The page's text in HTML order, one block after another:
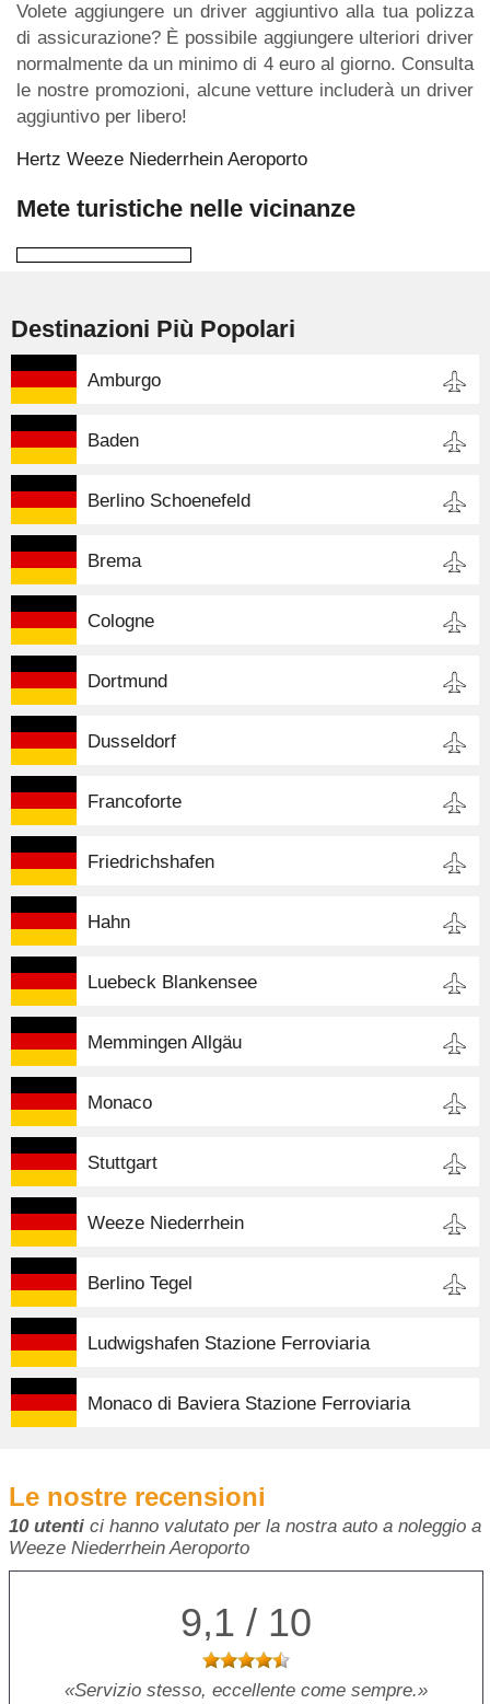
Volete aggiungere un driver aggiuntivo alla tua polizza
di assicurazione? È possibile aggiungere ulteriori driver
normalmente da un minimo di 4 euro al giorno. Consulta
le nostre promozioni, alcune vetture includerà un driver
aggiuntivo per libero!
Hertz Weeze Niederrhein Aeroporto
Mete turistiche nelle vicinanze
Destinazioni Più Popolari
Amburgo
Baden
Berlino Schoenefeld
Brema
Cologne
Dortmund
Dusseldorf
Francoforte
Friedrichshafen
Hahn
Luebeck Blankensee
Memmingen Allgäu
Monaco
Stuttgart
Weeze Niederrhein
Berlino Tegel
Ludwigshafen Stazione Ferroviaria
Monaco di Baviera Stazione Ferroviaria
Le nostre recensioni
10 utenti ci hanno valutato per la nostra auto a noleggio a
Weeze Niederrhein Aeroporto
9,1 / 10
Servizio stesso, eccellente come sempre.